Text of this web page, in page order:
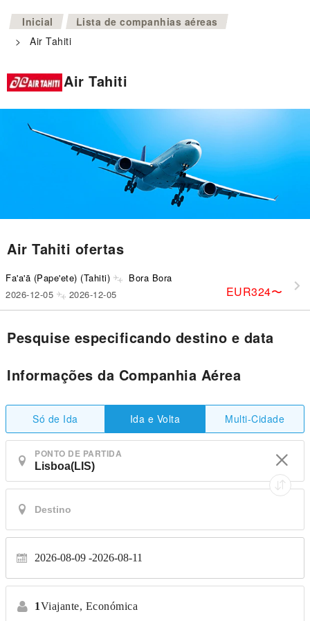
Inicial >
Lista de companhias aéreas
>
Air Tahiti
Air Tahiti
Air Tahiti ofertas
Fa'a'ā (Pape'ete) (Tahiti) Bora Bora
EUR324〜
2026-12-05 2026-12-05
Pesquise especificando destino e data
Informações da Companhia Aérea
Só de Ida Ida e Volta Multi-Cidade
PONTO DE PARTIDA
2026-08-09 2026-08-11
1Viajante, Económica